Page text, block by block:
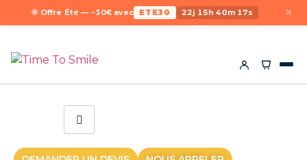
🌞 Offre Été — −30€ avec ETE30 22j 15h 40m 17s ×